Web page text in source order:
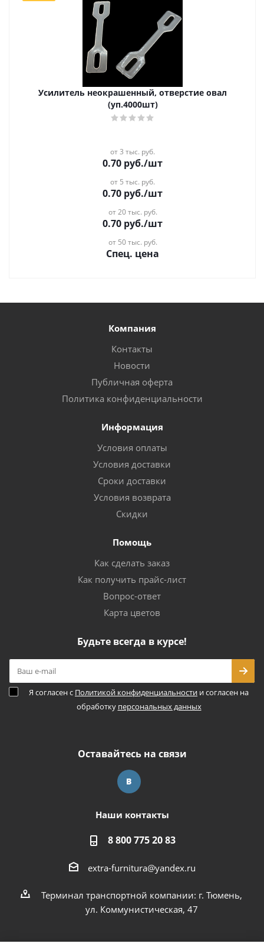
Усилитель неокрашенный, отверстие овал
(уп.4000шт)
от 3 тыс. руб.
0.70 руб./шт
от 5 тыс. руб.
0.70 руб./шт
от 20 тыс. руб.
0.70 руб./шт
от 50 тыс. руб.
Спец. цена
Компания
Контакты
Новости
Публичная оферта
Политика конфиденциальности
Информация
Условия оплаты
Условия доставки
Сроки доставки
Условия возврата
Скидки
Помощь
Как сделать заказ
Как получить прайс-лист
Вопрос-ответ
Карта цветов
Будьте всегда в курсе!
Я согласен с Политикой конфиденциальности и согласен на
обработку персональных данных
Оставайтесь на связи
Наши контакты
8 800 775 20 83
extra-furnitura@yandex.ru
Терминал транспортной компании: г. Тюмень,
ул. Коммунистическая, 47